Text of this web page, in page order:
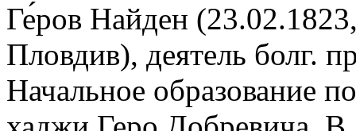
Ге́ров Найден
Пловдив), деятель болг.
Начальное образование